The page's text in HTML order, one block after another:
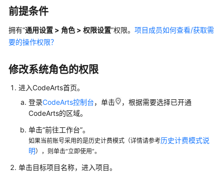
为
云
码
道
使
用
前
备
设
置
CodeArts
控
前提条件
拥有“通用设置 > 角色 > 权限设置”权限。 项目成员如何查看/获取需
要的操作权限？
修改系统角色的权限
进入CodeArts首页。
登录CodeArts控制台，单击
，根据需要选择已开通
CodeArts的区域。
单击“前往工作台”。
如果当前账号采用的是历史计费模式（详情请参考历史计费模式说
明），则单击“立即使用”。
单击目标项目名称，进入项目。